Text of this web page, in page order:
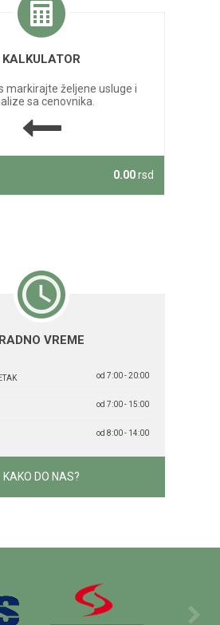
KALKULATOR
markirajte željene usluge i
sa cenovnika.
0.00rsd
RADNO VREME
od 7:00 - 20:00
od 7:00 - 15:00
od 8:00 - 14:00
KAKO DO NAS?